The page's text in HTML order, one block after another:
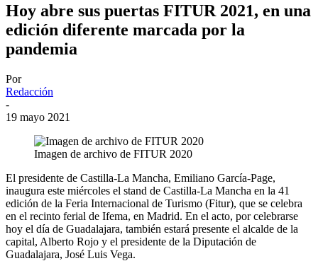
Hoy abre sus puertas FITUR 2021, en una
edición diferente marcada por la
pandemia
Por
Redacción
-
19 mayo 2021
Imagen de archivo de FITUR 2020
El presidente de Castilla-La Mancha, Emiliano García-Page,
inaugura este miércoles el stand de Castilla-La Mancha en la 41
edición de la Feria Internacional de Turismo (Fitur), que se celebra
en el recinto ferial de Ifema, en Madrid. En el acto, por celebrarse
hoy el día de Guadalajara, también estará presente el alcalde de la
capital, Alberto Rojo y el presidente de la Diputación de
Guadalajara, José Luis Vega.